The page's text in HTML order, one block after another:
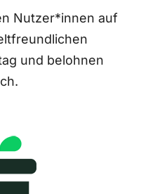
Nutzer*innen auf
und belohnen